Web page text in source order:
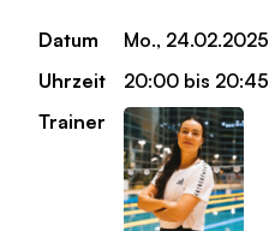
Datum
Mo., 24.02.2025
Uhrzeit
20:00 bis 20:45
Trainer